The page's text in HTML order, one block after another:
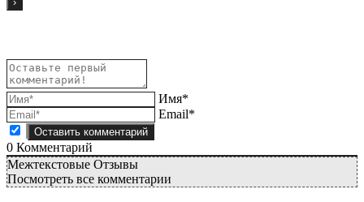
Имя*
Email*
0 Комментарий
Межтекстовые Отзывы
Посмотреть все комментарии